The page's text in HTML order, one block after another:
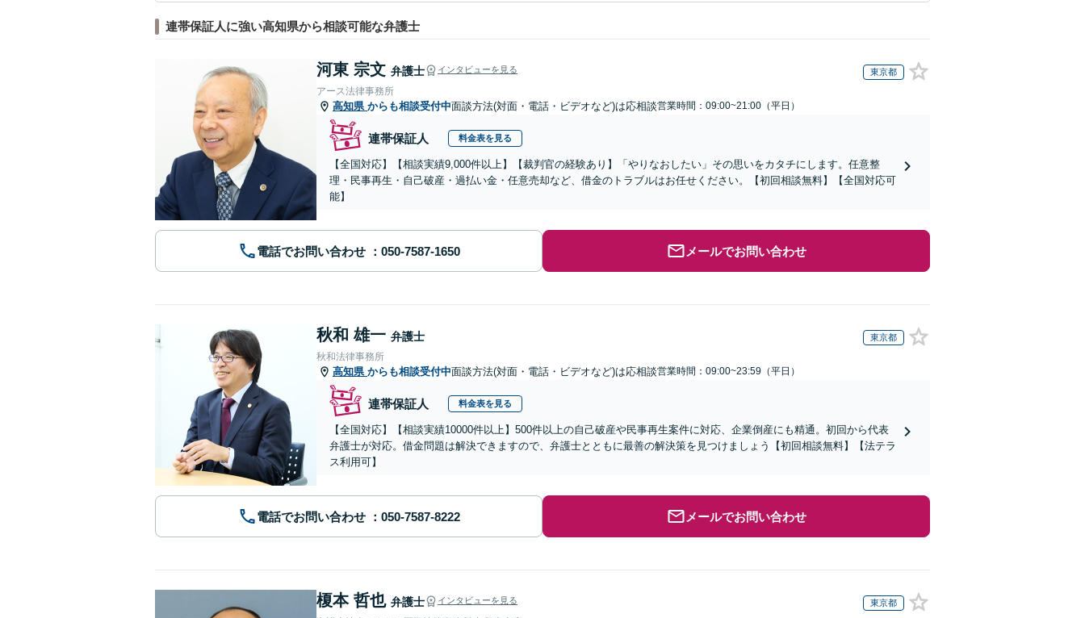
連帯保証人に強い高知県から相談可能な弁護士
河東 宗文 弁護士 インタビューを見る 東京都
アース法律事務所
高知県 からも相談受付中面談方法(対面・電話・ビデオなど)は応相談営業時間：09:00~21:00（平日）
連帯保証人 料金表を見る
【全国対応】【相談実績9,000件以上】【裁判官の経験あり】「やりなおしたい」その思いをカタチにします。任意整
理・民事再生・自己破産・過払い金・任意売却など、借金のトラブルはお任せください。【初回相談無料】【全国対応可
能】
電話でお問い合わせ メールでお問い合わせ
秋和 雄一 弁護士 東京都
秋和法律事務所
高知県 からも相談受付中面談方法(対面・電話・ビデオなど)は応相談営業時間：09:00~23:59（平日）
連帯保証人 料金表を見る
【全国対応】【相談実績10000件以上】500件以上の自己破産や民事再生案件に対応、企業倒産にも精通。初回から代表
弁護士が対応。借金問題は解決できますので、弁護士とともに最善の解決策を見つけましょう【初回相談無料】【法テラ
ス利用可】
電話でお問い合わせ メールでお問い合わせ
榎本 哲也 弁護士 インタビューを見る 東京都